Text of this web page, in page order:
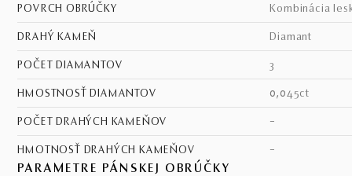
POVRCH OBRÚČKY kombinácia
DRAHÝ KAMEŇ diamant
POČET DIAMANTOV 3
HMOSTNOSŤ DIAMANTOV 0,045ct
POČET DRAHÝCH KAMEŇOV –
HMOTNOSŤ DRAHÝCH KAMEŇOV –
PARAMETRE PÁNSKEJ OBRÚČKY